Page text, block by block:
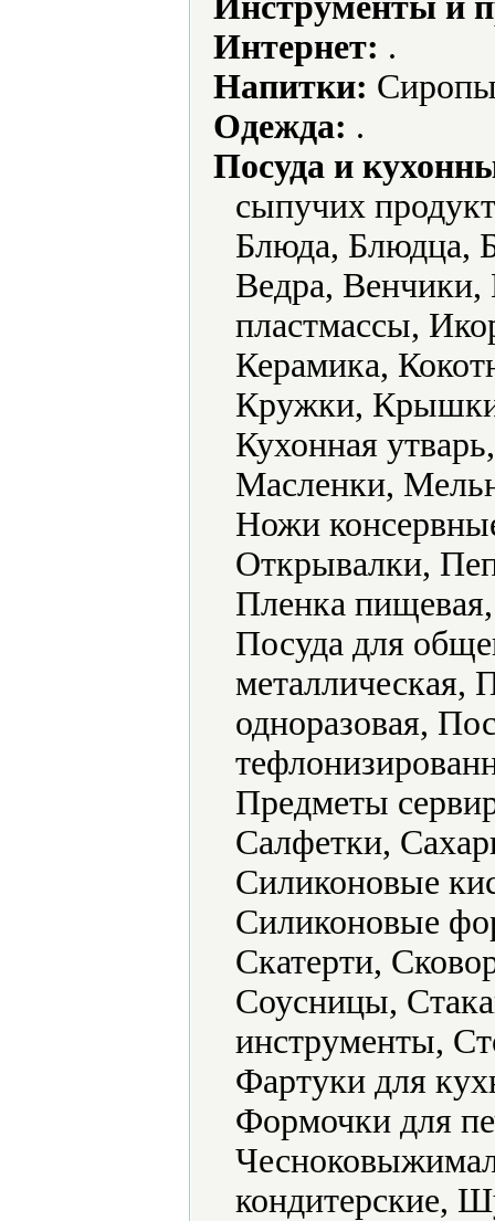
Интернет: .
Напитки:
Одежда: .
Посуда и
сыпучих
Блюда, Блюдца,
Ведра,
пластмассы,
Керамика,
Кружки, Крышки
Кухонная
Масленки,
Ножи
Открывалки,
Пленка
Посуда для
металлическая,
одноразовая,
Предметы
Салфетки,
Силиконовые
Силиконовые
Скатерти,
Соусницы,
инструменты,
Фартуки для
Формочки для
кондитерские,